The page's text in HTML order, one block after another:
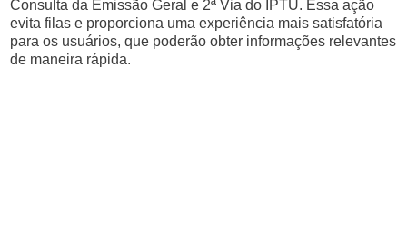
Consulta da Emissão Geral e 2ª Via do IPTU. Essa ação
evita filas e proporciona uma experiência mais satisfatória
para os usuários, que poderão obter informações relevantes
de maneira rápida.